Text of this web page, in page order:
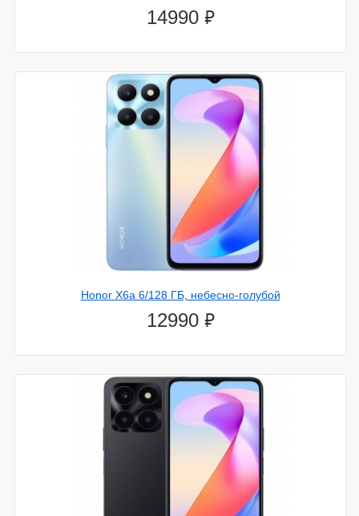
14990 ⃏
Honor X6a 6/128 ГБ, небесно-голубой
12990 ⃏